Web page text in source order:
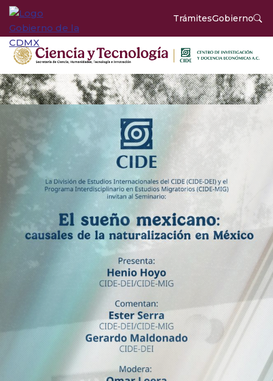
TrámitesGobierno